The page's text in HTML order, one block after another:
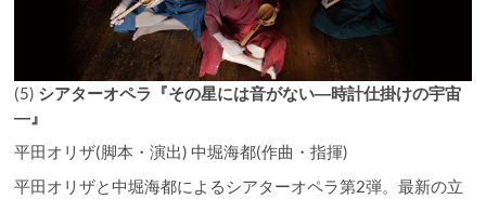
(5) シアターオペラ『その星には音がない―時計仕掛けの宇宙
―』
平田オリザ(脚本・演出) 中堀海都(作曲・指揮)
平田オリザと中堀海都によるシアターオペラ第2弾。最新の立